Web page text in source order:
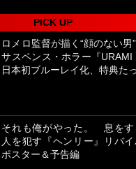
PICK UP
ロメロ監督が描く“顔のない
サスペンス・ホラー『URAMI
日本初ブルーレイ化、特典た
それも俺がやった。 息をす
人を犯す『ヘンリー』リバイ
ポスター＆予告編